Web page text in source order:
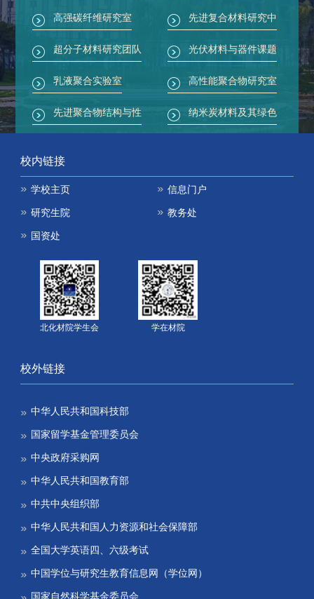
高强碳纤维研究室
先进复合材料研究中
超分子材料研究团队
光伏材料与器件课题
乳液聚合实验室
高性能聚合物研究室
先进聚合物结构与性
能实验室
纳米炭材料及其绿色
储能应用研究室
碳纤维工程与技术研
究室
生物环境材料研究室
团队
多组分环境友好高分
子材料科研团队
胶接材料与原位固化
高模量碳纤维
元素有机聚合物团队 聚氨酯材料工程中心
先进陶瓷与功能材料
研究室
光聚合技术应用研究
中心
先进化学电源与能源
负离子聚合及新材料
制备实验室
多相高分子材料设计
特种功能材料
校内链接
学校主页 信息门户
研究生院 教务处
国资处
北化材院学生会 学在材院
校外链接
中华人民共和国科技部
国家留学基金管理委员会
中央政府采购网
中华人民共和国教育部
中共中央组织部
中华人民共和国人力资源和社会保障部
全国大学英语四、六级考试
中国学位与研究生教育信息网（学位网）
国家自然科学基金委员会